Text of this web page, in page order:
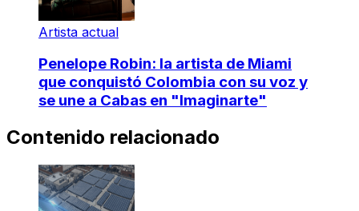
Artista actual
Penelope Robin: la artista de Miami
que conquistó Colombia con su voz y
se une a Cabas en "Imaginarte"
Contenido relacionado